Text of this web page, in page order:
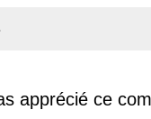
apprécié ce